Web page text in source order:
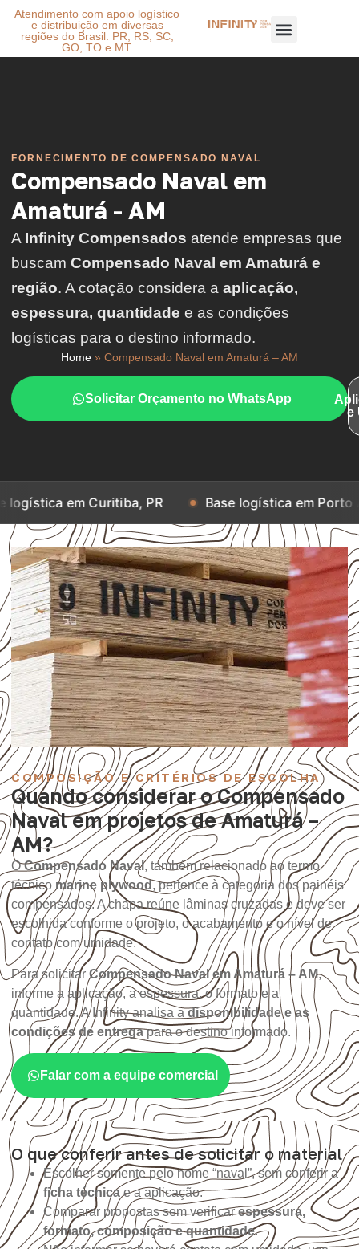
Atendimento com apoio logístico
e distribuição em diversas
regiões do Brasil: PR, RS, SC,
GO, TO e MT.
FORNECIMENTO DE COMPENSADO NAVAL
Compensado Naval em
Amaturá - AM
A Infinity Compensados atende empresas que
buscam Compensado Naval em Amaturá e
região. A cotação considera a aplicação,
espessura, quantidade e as condições
logísticas para o destino informado.
Home » Compensado Naval em Amaturá – AM
Solicitar Orçamento no WhatsApp
e
Curitiba, PR Base logística em Porto Alegre, RS
COMPOSIÇÃO E CRITÉRIOS DE ESCOLHA
Quando considerar o Compensado
Naval em projetos de Amaturá –
AM?
OCompensado Naval, também relacionado ao termo
técnico marine plywood, pertence à categoria dos painéis
compensados. A chapa reúne lâminas cruzadas e deve ser
escolhida conforme o projeto, o acabamento e o nível de
contato com umidade.
Para solicitar Compensado Naval em Amaturá – AM,
informe a aplicação, a espessura, o formato e a
quantidade. A Infinity analisa adisponibilidade e as
condições de entregapara o destino informado.
Falar com a equipe comercial
O que conferir antes de solicitar o material
Escolher somente pelo nome “naval”, sem conferir a
ficha técnicae a aplicação.
Comparar propostas sem verificarespessura,
formato, composição e quantidade.